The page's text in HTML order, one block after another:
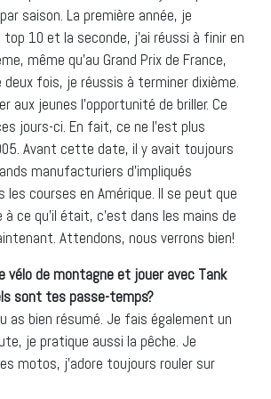
saison. La première année, je
10 et la seconde, j’ai réussi à finir en
même qu’au Grand Prix de France,
deux fois, je réussis à terminer dixième.
aux jeunes l’opportunité de briller. Ce
jours-ci. En fait, ce ne l’est plus
Avant cette date, il y avait toujours
manufacturiers d’impliqués
courses en Amérique. Il se peut que
à ce qu’il était, c’est dans les mains de
Attendons, nous verrons bien!
vélo de montagne et jouer avec Tank
sont tes passe-temps?
as bien résumé. Je fais également un
je pratique aussi la pêche. Je
motos, j’adore toujours rouler sur